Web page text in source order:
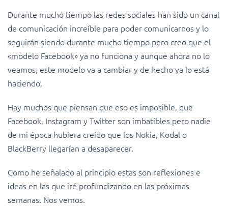
Durante mucho tiempo las redes sociales han sido un canal
de comunicación increíble para poder comunicarnos y lo
seguirán siendo durante mucho tiempo pero creo que el
«modelo Facebook» ya no funciona y aunque ahora no lo
veamos, este modelo va a cambiar y de hecho ya lo está
haciendo.
Hay muchos que piensan que eso es imposible, que
Facebook, Instagram y Twitter son imbatibles pero nadie
de mi época hubiera creído que los Nokia, Kodal o
BlackBerry llegarían a desaparecer.
Como he señalado al principio estas son reflexiones e
ideas en las que iré profundizando en las próximas
semanas. Nos vemos.